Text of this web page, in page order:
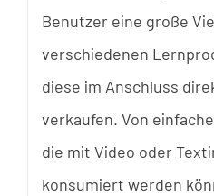
Benutzer eine große
verschiedenen
diese im Anschluss
verkaufen. Von
die mit Video oder
konsumiert werden